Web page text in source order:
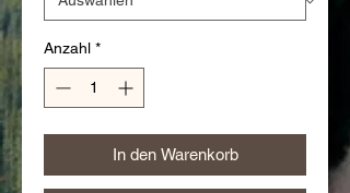
Anzahl *
In den Warenkorb